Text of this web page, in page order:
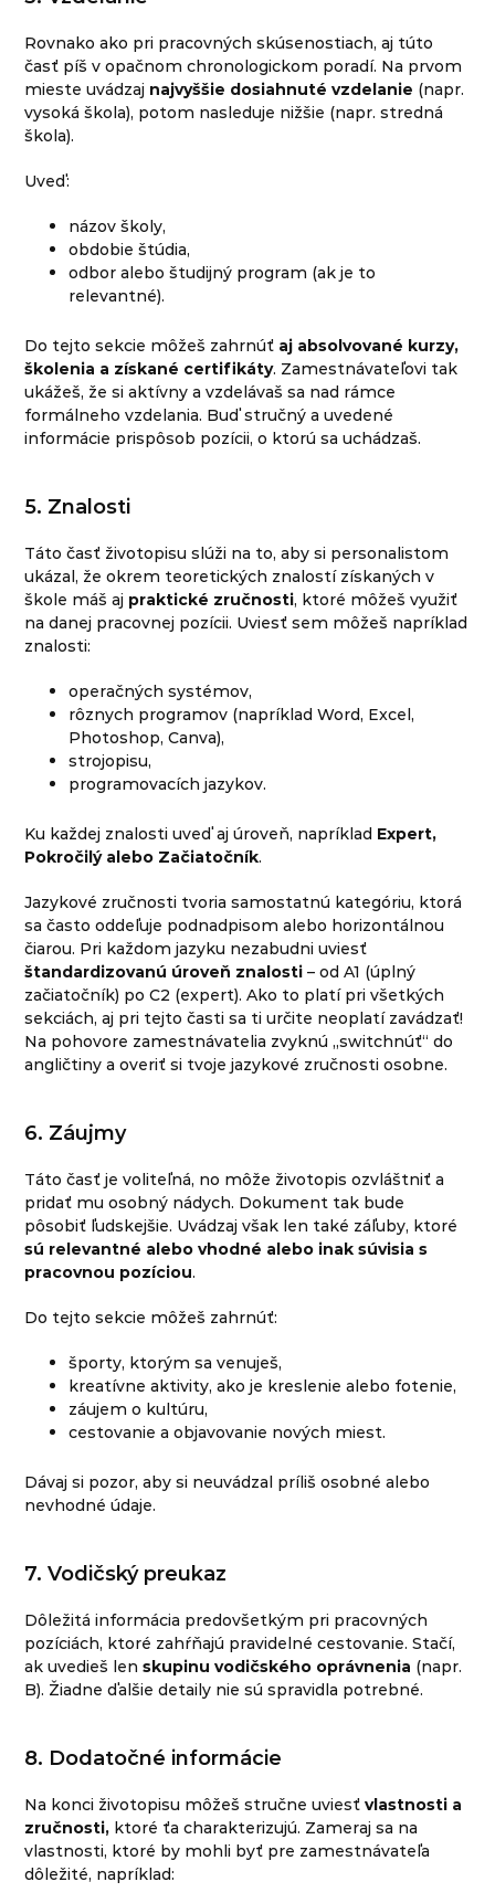
Rovnako ako pri pracovných skúsenostiach, aj túto
časť píš v opačnom chronologickom poradí. Na prvom
mieste uvádzaj najvyššie dosiahnuté vzdelanie (napr.
vysoká škola), potom nasleduje nižšie (napr. stredná
škola).
Uveď:
názov školy,
obdobie štúdia,
odbor alebo študijný program (ak je to
relevantné).
Do tejto sekcie môžeš zahrnúť aj absolvované kurzy,
školenia a získané certifikáty. Zamestnávateľovi tak
ukážeš, že si aktívny a vzdelávaš sa nad rámce
formálneho vzdelania. Buď stručný a uvedené
informácie prispôsob pozícii, o ktorú sa uchádzaš.
5. Znalosti
Táto časť životopisu slúži na to, aby si personalistom
ukázal, že okrem teoretických znalostí získaných v
škole máš aj praktické zručnosti, ktoré môžeš využiť
na danej pracovnej pozícii. Uviesť sem môžeš napríklad
znalosti:
operačných systémov,
rôznych programov (napríklad Word, Excel,
Photoshop, Canva),
strojopisu,
programovacích jazykov.
Ku každej znalosti uveď aj úroveň, napríklad Expert,
Pokročilý alebo Začiatočník.
Jazykové zručnosti tvoria samostatnú kategóriu, ktorá
sa často oddeľuje podnadpisom alebo horizontálnou
čiarou. Pri každom jazyku nezabudni uviesť
štandardizovanú úroveň znalosti– od A1 (úplný
začiatočník) po C2 (expert). Ako to platí pri všetkých
sekciách, aj pri tejto časti sa ti určite neoplatí zavádzať!
Na pohovore zamestnávatelia zvyknú „switchnúť“ do
angličtiny a overiť si tvoje jazykové zručnosti osobne.
6. Záujmy
Táto časť je voliteľná, no môže životopis ozvláštniť a
pridať mu osobný nádych. Dokument tak bude
pôsobiť ľudskejšie. Uvádzaj však len také záľuby, ktoré
sú relevantné alebo vhodné alebo inak súvisia s
pracovnou pozíciou.
Do tejto sekcie môžeš zahrnúť:
športy, ktorým sa venuješ,
kreatívne aktivity, ako je kreslenie alebo fotenie,
záujem o kultúru,
cestovanie a objavovanie nových miest.
Dávaj si pozor, aby si neuvádzal príliš osobné alebo
nevhodné údaje.
7. Vodičský preukaz
Dôležitá informácia predovšetkým pri pracovných
pozíciách, ktoré zahŕňajú pravidelné cestovanie. Stačí,
ak uvedieš lenskupinu vodičského oprávnenia (napr.
B). Žiadne ďalšie detaily nie sú spravidla potrebné.
8. Dodatočné informácie
Na konci životopisu môžeš stručne uviesťvlastnosti a
zručnosti, ktoré ťa charakterizujú. Zameraj sa na
vlastnosti, ktoré by mohli byť pre zamestnávateľa
dôležité, napríklad: